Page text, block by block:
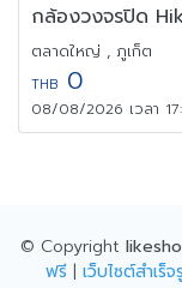
กล้องวงจรปิด
ตลาดใหญ่ , ภูเก็ต
THB 0
08/08/2026 เวลา
© Copyright
ฟรี| เว็บไซต์สำเร็จ